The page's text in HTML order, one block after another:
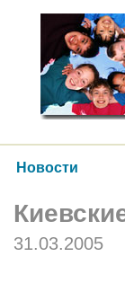
Новости
31.03.2005